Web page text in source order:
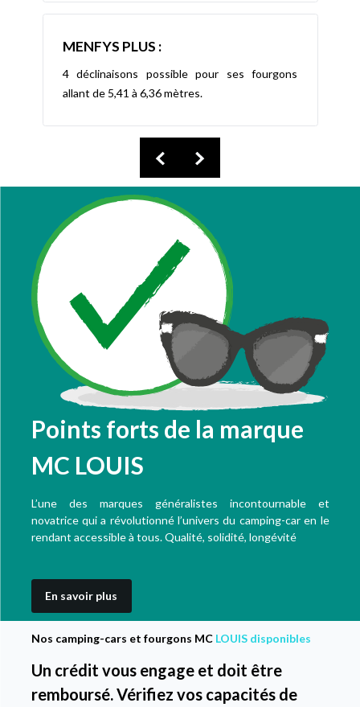
MENFYS PLUS :
4 déclinaisons possible pour ses fourgons
allant de 5,41 à 6,36 mètres.
Points forts de la marque
MC LOUIS
L’une des marques généralistes incontournable et
novatrice qui a révolutionné l’univers du camping-car en le
rendant accessible à tous. Qualité, solidité, longévité
En savoir plus
Nos camping-cars et fourgons MC LOUIS disponibles
Un crédit vous engage et doit être
remboursé. Vérifiez vos capacités de